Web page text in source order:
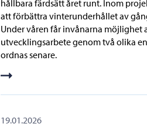
hållbara färdsätt året runt. Inom
att förbättra vinterunderhållet av
Under våren får invånarna möjlighet
utvecklingsarbete genom två olika
ordnas senare.
19.01.2026